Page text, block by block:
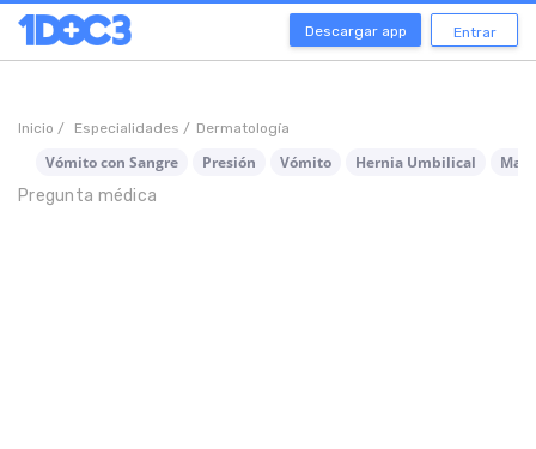
Descargar app Entrar
Inicio / Especialidades / Dermatología
Vómito con Sangre Presión Vómito Hernia Umbilical
Pregunta médica